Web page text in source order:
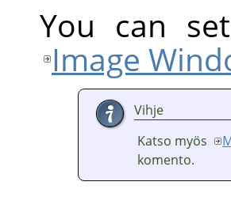
You can
Image
Vihje
Katso myös
komento.